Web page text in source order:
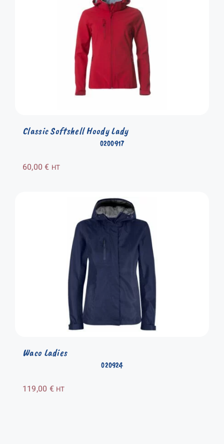
0200917
Classic Softshell Hoody Lady
60,00€ HT
020924
Waco Ladies
119,00 € HT